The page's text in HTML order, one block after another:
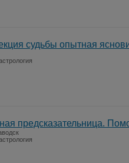
судьбы опытная
предсказательница.